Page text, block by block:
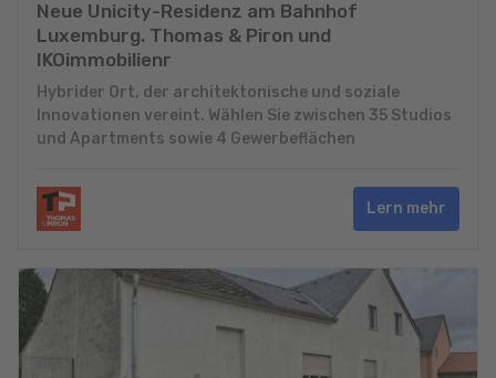
Neue Unicity-Residenz am Bahnhof
Luxemburg. Thomas & Piron und
IKOimmobilienr
Hybrider Ort, der architektonische und soziale
Innovationen vereint. Wählen Sie zwischen 35 Studios
und Apartments sowie 4 Gewerbeflächen
Lern mehr